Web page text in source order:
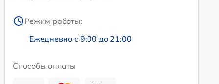
Режим работы:
Ежедневно с 9:00 до 21:00
Способы оплаты